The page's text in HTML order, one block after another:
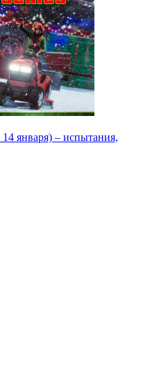
января) – испытания,